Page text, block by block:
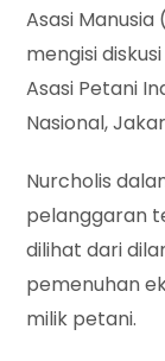
Asasi Manusia
mengisi
Asasi Petani
Nasional,
Nurcholis
pelanggaran
dilihat dari
pemenuhan
milik petani.